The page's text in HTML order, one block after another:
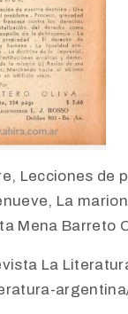
Lecciones de
La
Mena Barreto
La